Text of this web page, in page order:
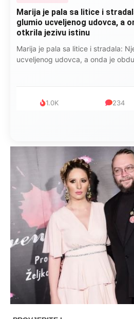
Marija je pala sa litice i
glumio ucveljenog udovca, a
otkrila jezivu istinu
Marija je pala sa litice i stradala:
ucveljenog udovca, a onda je
1.0K 234